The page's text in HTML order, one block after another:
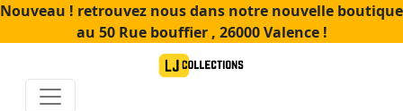
Nouveau ! retrouvez nous dans notre nouvelle boutique
au 50 Rue bouffier , 26000 Valence !